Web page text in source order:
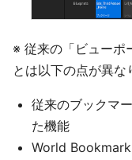
※ 従来の「ビューポ
とは以下の点が異な
従来のブックマ
た機能
World